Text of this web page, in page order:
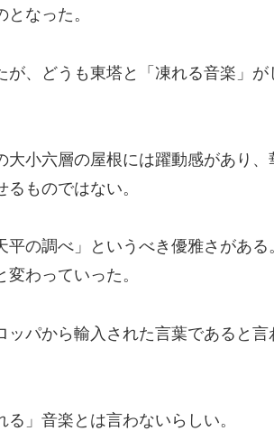
なった。
、どうも東塔と「凍れる音楽」が
小六層の屋根には躍動感があり、
ものではない。
の調べ」というべき優雅さがある
わっていった。
パから輸入された言葉であると言
」音楽とは言わないらしい。